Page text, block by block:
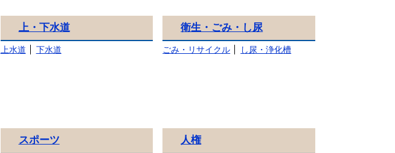
上・下水道
上水道 下水道
衛生・ごみ・し尿
ごみ・リサイクル し尿・浄化槽
スポーツ 人権